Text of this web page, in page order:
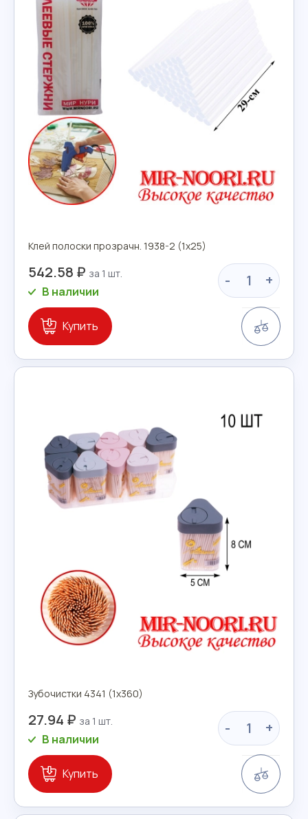
Клей полоски прозрачн. 1938-2 (1х25)
542.58 ₽ - +
В наличии
Купить
Зубочистки 4341 (1х360)
27.94 ₽ - +
В наличии
Купить